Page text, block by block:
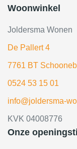
Woonwinkel
Joldersma Wonen
De Pallert 4
7761 BT
0524 53 15 01
info@joldersma-
KVK 04008776
Onze